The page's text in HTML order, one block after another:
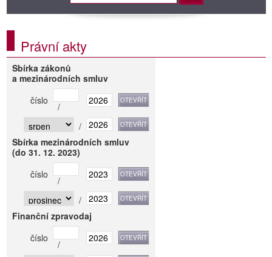
Právní akty
Sbírka zákonů
a mezinárodních smluv
číslo
/
/
Sbírka mezinárodních smluv
(do 31. 12. 2023)
číslo
/
/
Finanční zpravodaj
číslo
/